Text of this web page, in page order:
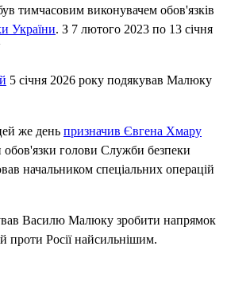
тимчасовим виконувачем обов'язків
України. З 7 лютого 2023 по 13 січня
5 січня 2026 року подякував Малюку
же день призначив Євгена Хмару
обов'язки голови Служби безпеки
начальником спеціальних операцій
Василю Малюку зробити напрямок
проти Росії найсильнішим.